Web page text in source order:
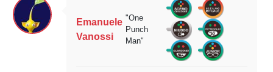
Emanuele
Vanossi
"One
Punch
Man"